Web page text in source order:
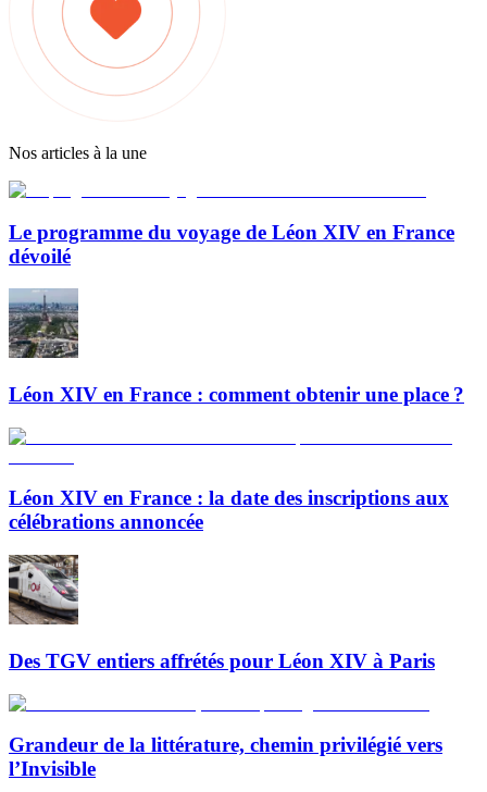
Nos articles à la une
Le programme du voyage de Léon XIV en France
dévoilé
Léon XIV en France : comment obtenir une place ?
Léon XIV en France : la date des inscriptions aux
célébrations annoncée
Des TGV entiers affrétés pour Léon XIV à Paris
Grandeur de la littérature, chemin privilégié vers
l’Invisible